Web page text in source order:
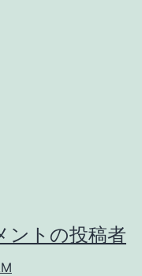
ントの投稿者